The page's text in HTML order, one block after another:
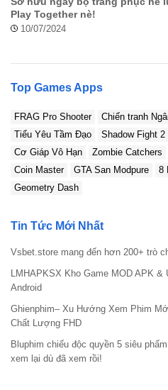
Có tin tưởng được ModRadar
Play Together nè!
10/07/2024
Top Games Apps
FRAG Pro Shooter Chiến tranh
Tiểu Yêu Tầm Đạo
Shadow Fight 2
Cơ Giáp Vô Hạn
Zombie Catchers
Coin Master
GTA San Modpure 8
Geometry Dash
Tin Tức Mới Nhất
Vsbet.store mang đến hơn 200+ trò
LMHAPKSX Kho Game MOD APK
Android
Ghienphim– Xu Hướng Xem Phim
Chất Lượng FHD
Bluphim chiếu độc quyền 5 siêu
xem lại dù đã xem rồi!